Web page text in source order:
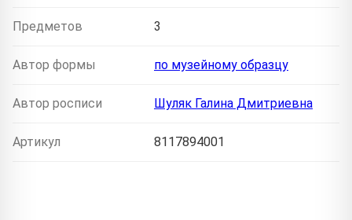
Предметов 3
Автор формы по музейному образцу
Автор росписи Шуляк Галина Дмитриевна
Артикул 8117894001